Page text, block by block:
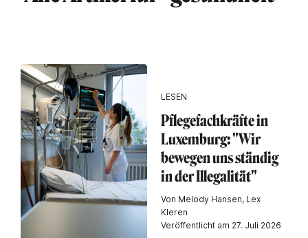
LESEN
Pflegefachkräfte in
Luxemburg: "Wir
bewegen uns ständig
in der Illegalität"
Von Melody Hansen, Lex
Kleren
Veröffentlicht am 27. Juli 2026